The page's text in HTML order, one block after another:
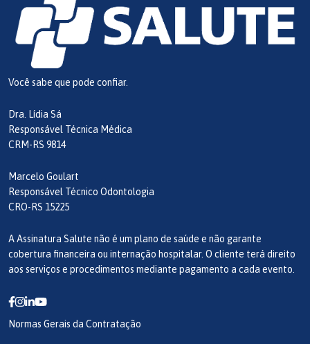
Você sabe que pode confiar.
Dra. Lídia Sá
Responsável Técnica Médica
CRM-RS 9814
Marcelo Goulart
Responsável Técnico Odontologia
CRO-RS 15225
A Assinatura Salute não é um plano de saúde e não garante
cobertura financeira ou internação hospitalar. O cliente terá direito
aos serviços e procedimentos mediante pagamento a cada evento.
Normas Gerais da Contratação